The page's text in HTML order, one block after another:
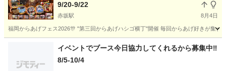
9/20-9/22
赤坂駅 8月4日
福岡からあげフェス2026🎊 "第三回からあげハシゴ横丁"開催 毎回からあげ好きが集
赤坂駅 地域/お祭り 横丁
イベントでブース今日協力してくれるから募集中‼️
8/5-10/4